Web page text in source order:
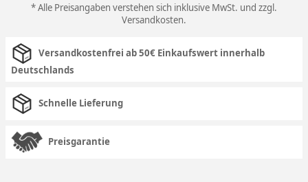
* Alle Preisangaben verstehen sich inklusive MwSt. und zzgl.
Versandkosten.
Versandkostenfrei ab 50€ Einkaufswert innerhalb
Deutschlands
Schnelle Lieferung
Preisgarantie